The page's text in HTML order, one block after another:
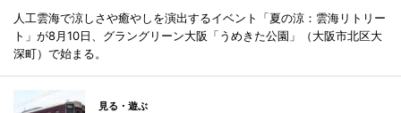
人工雲海で涼しさや癒やしを演出するイベント「夏の涼：雲海リトリー
ト」が8月10日、グラングリーン大阪「うめきた公園」（大阪市北区大
深町）で始まる。
見る・遊ぶ